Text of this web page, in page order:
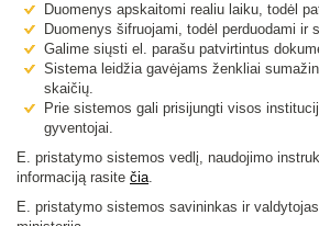
Duomenys apskaitomi realiu laiku, todėl
Duomenys šifruojami, todėl perduodami ir
Galime siųsti el. parašu patvirtintus
Sistema leidžia gavėjams ženkliai
skaičių.
Prie sistemos gali prisijungti visos
gyventojai.
E. pristatymo sistemos vedlį, naudojimo
informaciją rasite čia.
E. pristatymo sistemos savininkas ir